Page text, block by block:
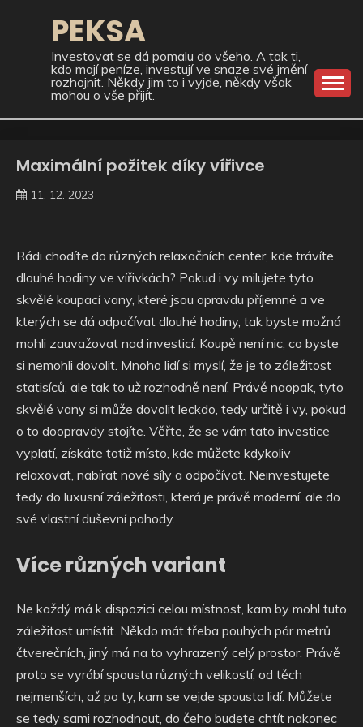
PEKSA
Investovat se dá pomalu do všeho. A tak ti,
kdo mají peníze, investují ve snaze své jmění
rozhojnit. Někdy jim to i vyjde, někdy však
mohou o vše přijít.
Maximální požitek díky vířivce
11. 12. 2023
Rádi chodíte do různých relaxačních center, kde trávíte
dlouhé hodiny ve vířivkách? Pokud i vy milujete tyto
skvělé koupací vany, které jsou opravdu příjemné a ve
kterých se dá odpočívat dlouhé hodiny, tak byste možná
mohli zauvažovat nad investicí. Koupě není nic, co byste
si nemohli dovolit. Mnoho lidí si myslí, že je to záležitost
statisíců, ale tak to už rozhodně není. Právě naopak, tyto
skvělé vany si může dovolit leckdo, tedy určitě i vy, pokud
o to doopravdy stojíte. Věřte, že se vám tato investice
vyplatí, získáte totiž místo, kde můžete kdykoliv
relaxovat, nabírat nové síly a odpočívat. Neinvestujete
tedy do luxusní záležitosti, která je právě moderní, ale do
své vlastní duševní pohody.
Více různých variant
Ne každý má k dispozici celou místnost, kam by mohl tuto
záležitost umístit. Někdo mát třeba pouhých pár metrů
čtverečních, jiný má na to vyhrazený celý prostor. Právě
proto se vyrábí spousta různých velikostí, od těch
nejmenších, až po ty, kam se vejde spousta lidí. Můžete
se tedy sami rozhodnout, do čeho budete chtít nakonec